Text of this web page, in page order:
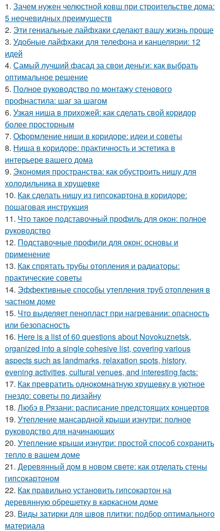
1. Зачем нужен челюстной ковш при строительстве дома:
5 неочевидных преимуществ
2. Эти гениальные лайфхаки сделают вашу жизнь проще
3. Удобные лайфхаки для телефона и канцелярии: 12
идей
4. Самый лучший фасад за свои деньги: как выбрать
оптимальное решение
5. Полное руководство по монтажу стенового
профнастила: шаг за шагом
6. Узкая ниша в прихожей: как сделать свой коридор
более просторным
7. Оформление ниши в коридоре: идеи и советы
8. Ниша в коридоре: практичность и эстетика в
интерьере вашего дома
9. Экономия пространства: как обустроить нишу для
холодильника в хрущевке
10. Как сделать нишу из гипсокартона в коридоре:
пошаговая инструкция
11. Что такое подставочный профиль для окон: полное
руководство
12. Подставочные профили для окон: основы и
применение
13. Как спрятать трубы отопления и радиаторы:
практические советы
14. Эффективные способы утепления труб отопления в
частном доме
15. Что выделяет пенопласт при нагревании: опасность
или безопасность
16. Here is a list of 60 questions about Novokuznetsk,
organized into a single cohesive list, covering various
aspects such as landmarks, relaxation spots, history,
evening activities, cultural venues, and interesting facts:
17. Как превратить однокомнатную хрущевку в уютное
гнездо: советы по дизайну
18. Любэ в Рязани: расписание предстоящих концертов
19. Утепление мансардной крыши изнутри: полное
руководство для начинающих
20. Утепление крыши изнутри: простой способ сохранить
тепло в вашем доме
21. Деревянный дом в новом свете: как отделать стены
гипсокартоном
22. Как правильно установить гипсокартон на
деревянную обрешетку в каркасном доме
23. Виды затирки для швов плитки: подбор оптимального
материала